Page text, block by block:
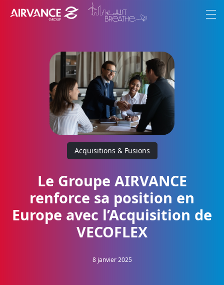
Menu
Le Groupe
Ambition
Marques
Engagements
Nous rejoindre
Actualités
Acquisitions & Fusions
Le Groupe AIRVANCE
renforce sa position en
Europe avec l’Acquisition de
VECOFLEX
8 janvier 2025